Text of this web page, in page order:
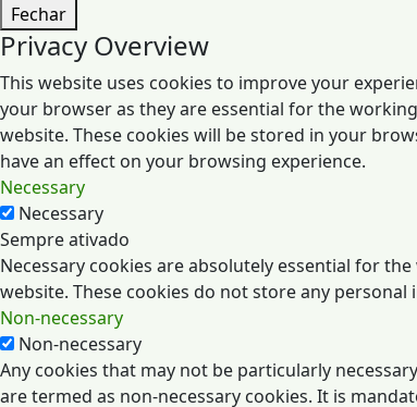
Fechar
Privacy Overview
This website uses cookies to improve your
your browser as they are essential for the
website. These cookies will be stored in your
have an effect on your browsing experience.
Necessary
Necessary
Sempre ativado
Necessary cookies are absolutely essential for
website. These cookies do not store any
Non-necessary
Non-necessary
Any cookies that may not be particularly
are termed as non-necessary cookies. It is